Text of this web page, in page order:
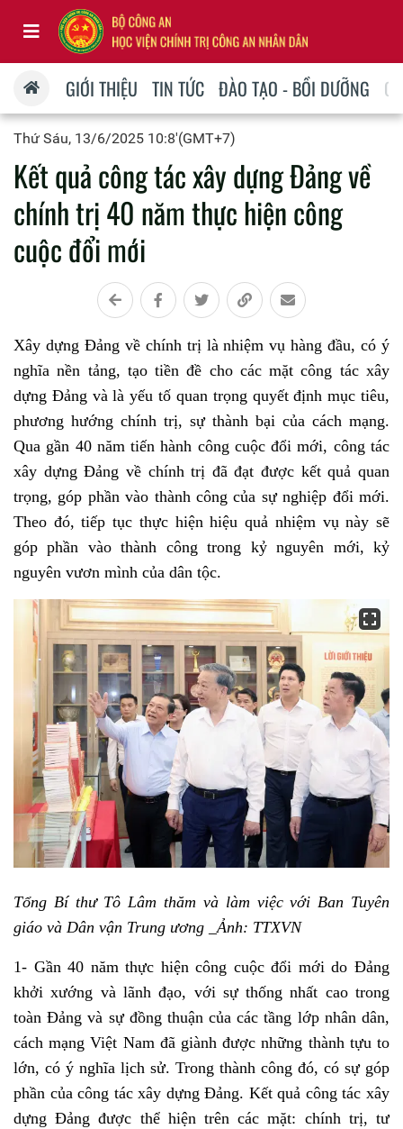
GIỚI THIỆU TIN TỨC ĐÀO TẠO - BỒI DƯỠNG
Thứ Sáu, 13/6/2025 10:8'(GMT+7)
Kết quả công tác xây dựng Đảng về
chính trị 40 năm thực hiện công
cuộc đổi mới
Xây dựng Đảng về chính trị là nhiệm vụ hàng đầu, có ý
nghĩa nền tảng, tạo tiền đề cho các mặt công tác xây
dựng Đảng và là yếu tố quan trọng quyết định mục tiêu,
phương hướng chính trị, sự thành bại của cách mạng.
Qua gần 40 năm tiến hành công cuộc đổi mới, công tác
xây dựng Đảng về chính trị đã đạt được kết quả quan
trọng, góp phần vào thành công của sự nghiệp đổi mới.
Theo đó, tiếp tục thực hiện hiệu quả nhiệm vụ này sẽ
góp phần vào thành công trong kỷ nguyên mới, kỷ
nguyên vươn mình của dân tộc.
Tổng Bí thư Tô Lâm thăm và làm việc với Ban Tuyên
giáo và Dân vận Trung ương _Ảnh: TTXVN
1- Gần 40 năm thực hiện công cuộc đổi mới do Đảng
khởi xướng và lãnh đạo, với sự thống nhất cao trong
toàn Đảng và sự đồng thuận của các tầng lớp nhân dân,
cách mạng Việt Nam đã giành được những thành tựu to
lớn, có ý nghĩa lịch sử. Trong thành công đó, có sự góp
phần của công tác xây dựng Đảng. Kết quả công tác xây
dựng Đảng được thể hiện trên các mặt: chính trị, tư